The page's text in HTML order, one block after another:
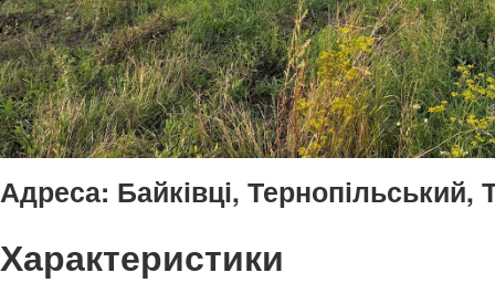
Адреса: Байківці, Тернопільський,
Характеристики